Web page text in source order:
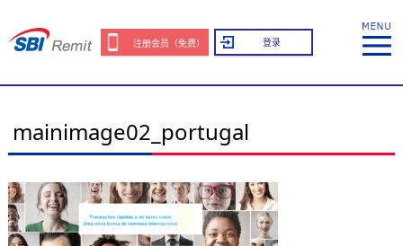
注册会员（免费） 登录
mainimage02_portugal